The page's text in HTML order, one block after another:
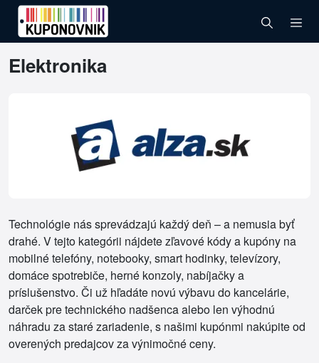
Elektronika
Technológie nás sprevádzajú každý deň – a nemusia byť
drahé. V tejto kategórii nájdete zľavové kódy a kupóny na
mobilné telefóny, notebooky, smart hodinky, televízory,
domáce spotrebiče, herné konzoly, nabíjačky a
príslušenstvo. Či už hľadáte novú výbavu do kancelárie,
darček pre technického nadšenca alebo len výhodnú
náhradu za staré zariadenie, s našimi kupónmi nakúpite od
overených predajcov za výnimočné ceny.